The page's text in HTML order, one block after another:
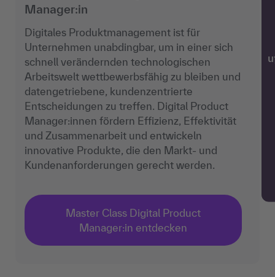
Manager:in
Digitales Produktmanagement ist für
Unternehmen unabdingbar, um in einer sich
schnell verändernden technologischen
Arbeitswelt wettbewerbsfähig zu bleiben und
datengetriebene, kundenzentrierte
Entscheidungen zu treffen. Digital Product
Manager:innen fördern Effizienz, Effektivität
und Zusammenarbeit und entwickeln
innovative Produkte, die den Markt- und
Kundenanforderungen gerecht werden.
Master Class Digital Product
Manager:in entdecken